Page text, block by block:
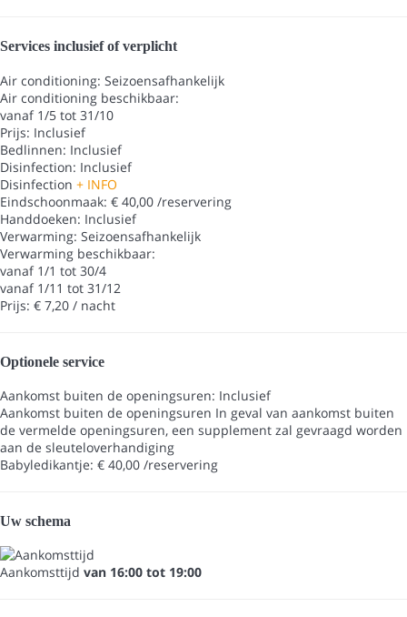
Services inclusief of verplicht
Air conditioning: Seizoensafhankelijk
Air conditioning beschikbaar:
vanaf 1/5 tot 31/10
Prijs: Inclusief
Bedlinnen: Inclusief
Disinfection: Inclusief
Disinfection + INFO
Eindschoonmaak: € 40,00 /reservering
Handdoeken: Inclusief
Verwarming: Seizoensafhankelijk
Verwarming beschikbaar:
vanaf 1/1 tot 30/4
vanaf 1/11 tot 31/12
Prijs: € 7,20 / nacht
Optionele service
Aankomst buiten de openingsuren: Inclusief
Aankomst buiten de openingsuren In geval van aankomst buiten
de vermelde openingsuren, een supplement zal gevraagd worden
aan de sleuteloverhandiging
Babyledikantje: € 40,00 /reservering
Uw schema
Aankomsttijd van 16:00 tot 19:00